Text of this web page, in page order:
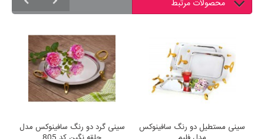
محصولات مرتبط
سینی گرد دو رنگ سافینوکس مدل
سینی مستطیل دو رنگ سافینوکس